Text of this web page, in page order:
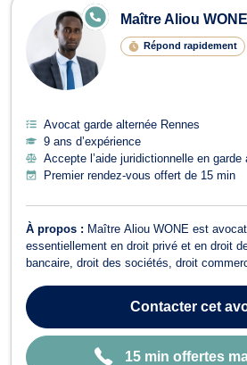
Maître Aliou WONE
Répond rapidement
E
N
N
E
Avocat garde alternée Rennes
9 ans d’expérience
Accepte l’aide juridictionnelle en garde
Premier rendez-vous offert de 15 min
À propos : Maître Aliou WONE est
essentiellement en droit privé et en droit
bancaire, droit des sociétés, droit
étrangers sur des questions relatives au
séjour, demande d'a...Contactercet
15 min offertes